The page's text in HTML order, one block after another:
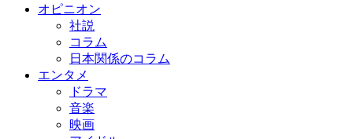
オピニオン
社説
コラム
日本関係のコラム
エンタメ
ドラマ
音楽
映画